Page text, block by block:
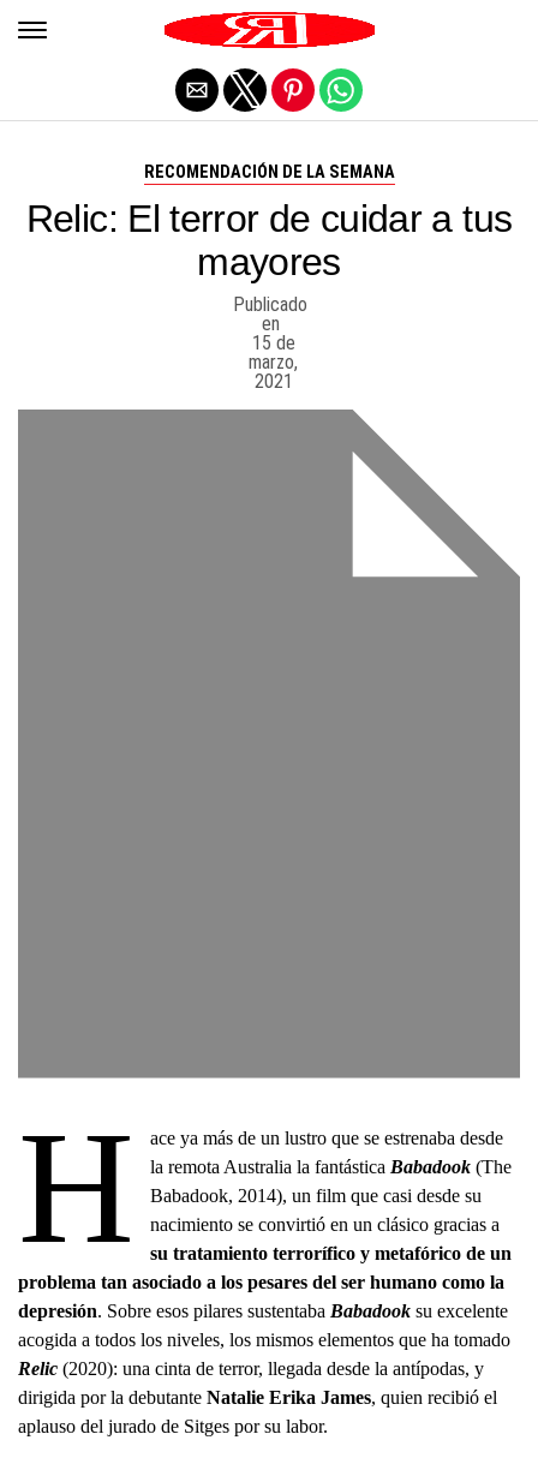
RECOMENDACIÓN DE LA SEMANA
Relic: El terror de cuidar a tus
mayores
Publicado
en
15 de
marzo,
2021
H
ace ya más de un lustro que se estrenaba desde
la remota Australia la fantástica Babadook (The
Babadook, 2014), un film que casi desde su
nacimiento se convirtió en un clásico gracias a
su tratamiento terrorífico y metafórico de un
problema tan asociado a los pesares del ser humano como la
depresión. Sobre esos pilares sustentaba Babadook su excelente
acogida a todos los niveles, los mismos elementos que ha tomado
Relic (2020): una cinta de terror, llegada desde la antípodas, y
dirigida por la debutante Natalie Erika James, quien recibió el
aplauso del jurado de Sitges por su labor.
Salir de la versión móvil